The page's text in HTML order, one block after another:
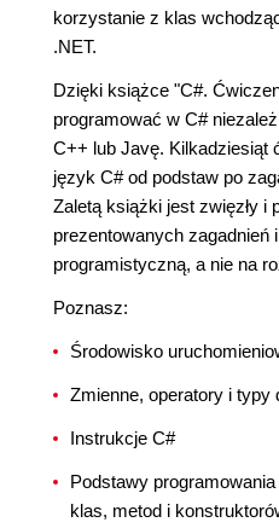
korzystanie z klas
.NET.
Dzięki książce "C#.
programować w C#
C++ lub Javę. Kilkadziesiąt
język C# od podstaw po
Zaletą książki jest zwięzły i
prezentowanych zagadnień
programistyczną, a nie na
Poznasz:
Środowisko
Zmienne, operatory i typy
Instrukcje C#
Podstawy
klas, metod i